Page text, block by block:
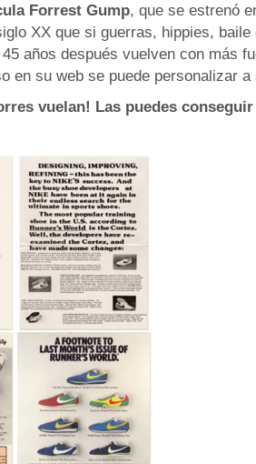
Forrest Gump, que se estrenó
XX que si guerras, hippies,
años después vuelven con más
en su web se puede personalizar a
vuelan! Las puedes